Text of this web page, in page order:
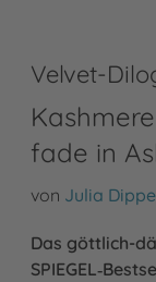
Velvet-
fade in
von Julia
Das göttlich-